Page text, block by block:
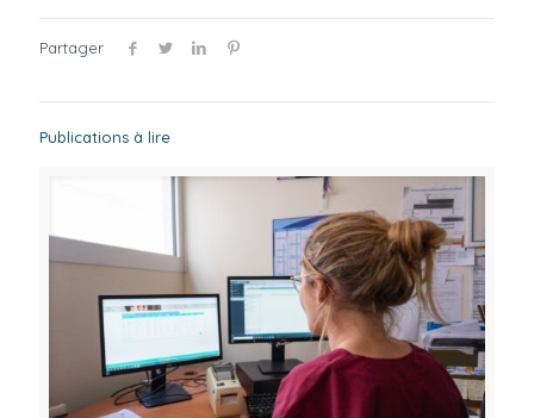
Partager
Publications à lire